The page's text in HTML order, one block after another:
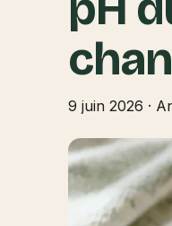
9 juin 2026 ·